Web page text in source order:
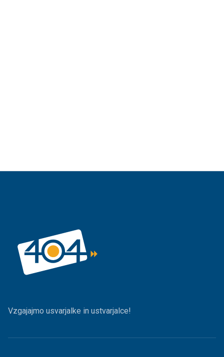
Vzgajajmo usvarjalke in ustvarjalce!